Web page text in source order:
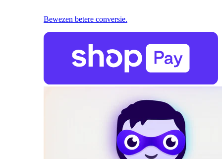
Bewezen betere conversie.